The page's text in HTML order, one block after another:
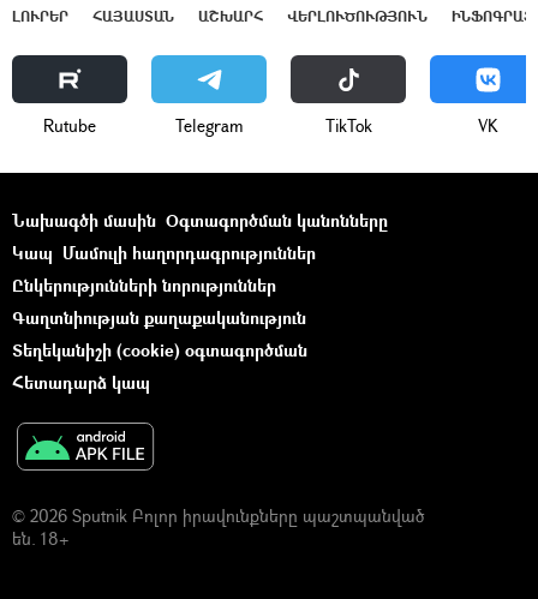
ԼՈՒՐԵՐ ՀԱՅԱՍՏԱՆ ԱՇԽԱՐՀ ՎԵՐԼՈՒԾՈՒԹՅՈՒՆ
Rutube Telegram ТikТоk VK
Նախագծի մասին Օգտագործման կանոնները
Կապ Մամուլի հաղորդագրություններ
Ընկերությունների նորություններ
Գաղտնիության քաղաքականություն
Տեղեկանիշի (cookie) օգտագործման
Հետադարձ կապ
© 2026 Sputnik Բոլոր իրավունքները պաշտպանված
են. 18+